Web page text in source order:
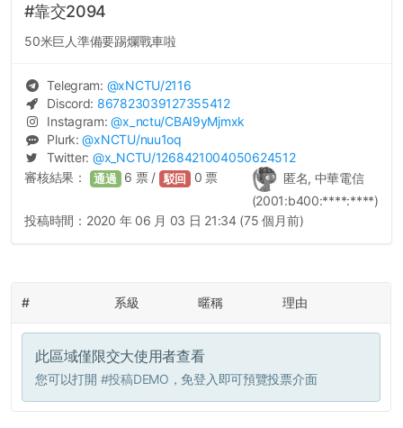
#靠交2094
50米巨人準備要踢爛戰車啦
Telegram: @xNCTU/2116
Discord: 867823039127355412
Instagram:@x_nctu/CBAI9yMjmxk
Plurk:@xNCTU/nuu1oq
Twitter: @x_NCTU/1268421004050624512
匿名, 中華電信
(2001:b400:****:****)
審核結果： 通過 6 票 / 駁回 0 票
投稿時間： 2020 年 06 月 03 日 21:34 (75 個月前)
# 系級 暱稱 理由
此區域僅限交大使用者查看
您可以打開 #投稿DEMO ，免登入即可預覽投票介面